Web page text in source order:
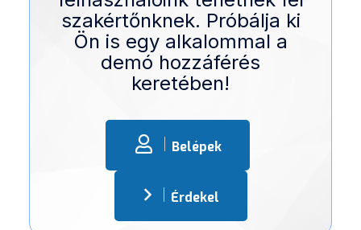
szakértőnknek. Próbálja ki
Ön is egy alkalommal a
demó hozzáférés
keretében!
Belépek
Érdekel